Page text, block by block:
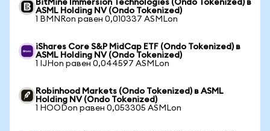
BitMine Immersion Technologies (Ondo Tokenized) в
ASML Holding NV (Ondo Tokenized)
1 BMNRon равен 0,010337 ASMLon
iShares Core S&P MidCap ETF (Ondo Tokenized) в
ASML Holding NV (Ondo Tokenized)
1 IJHon равен 0,044597 ASMLon
Robinhood Markets (Ondo Tokenized) в ASML
Holding NV (Ondo Tokenized)
1 HOODon равен 0,053305 ASMLon